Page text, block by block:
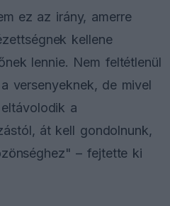
ez az irány, amerre
kellene
lennie. Nem feltétlenül
versenyeknek, de mivel
a
át kell gondolnunk,
– fejtette ki